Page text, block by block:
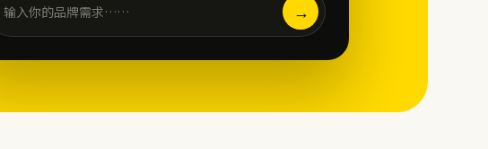
输入你的品牌需求…… →